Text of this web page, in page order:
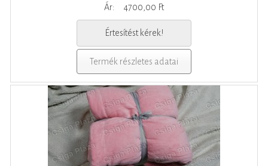
Ár: 4700,00 Ft
Értesítést kérek!
Termék részletes adatai